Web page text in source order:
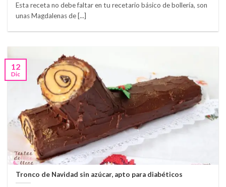
Esta receta no debe faltar en tu recetario básico de bollería, son
unas Magdalenas de [...]
Tronco de Navidad sin azúcar, apto para diabéticos
12
Dic